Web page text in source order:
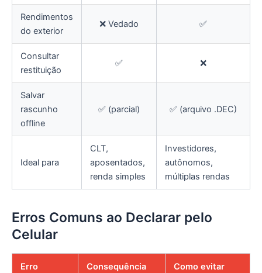
Rendimentos
do exterior
❌ Vedado ✅
Consultar
restituição
✅ ❌
Salvar
rascunho
offline
✅ (parcial) ✅ (arquivo .DEC)
Ideal para
CLT,
aposentados,
renda simples
Investidores,
autônomos,
múltiplas rendas
Erros Comuns ao Declarar pelo
Celular
Erro Consequência Como evitar